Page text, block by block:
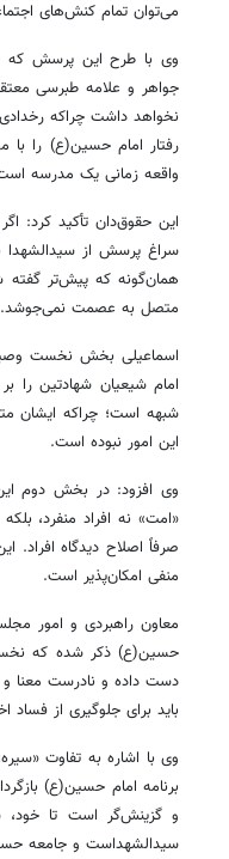
می‌توان تمام کنش‌های
وی با طرح این پرسش که
جواهر و علامه طبرسی
نخواهد داشت چراکه
رفتار امام حسین(ع) را
واقعه زمانی یک مدرسه
این حقوق‌دان تأکید کرد:
سراغ پرسش از سیدالشهدا
همان‌گونه که پیش‌تر گفته
متصل به عصمت نمی‌جوشد.
اسماعیلی بخش نخست
امام شیعیان شهادتین را
شبهه است؛ چراکه ایشان
این امور نبوده است.
وی افزود: در بخش دوم
«امت» نه افراد منفرد،
صرفاً اصلاح دیدگاه افراد.
منفی امکان‌پذیر است.
معاون راهبردی و امور
حسین(ع) ذکر شده که
دست داده و نادرست معنا و
باید برای جلوگیری از
وی با اشاره به تفاوت
برنامه امام حسین(ع)
و گزینش‌گر است تا خود،
سیدالشهداست و جامعه